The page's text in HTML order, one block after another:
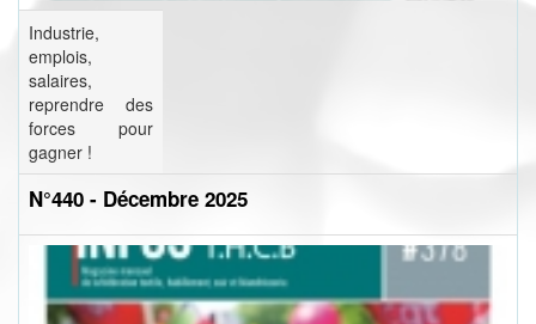
Industrie,
emplois,
salaires,
reprendre des
forces pour
gagner !
N°440 - Décembre 2025